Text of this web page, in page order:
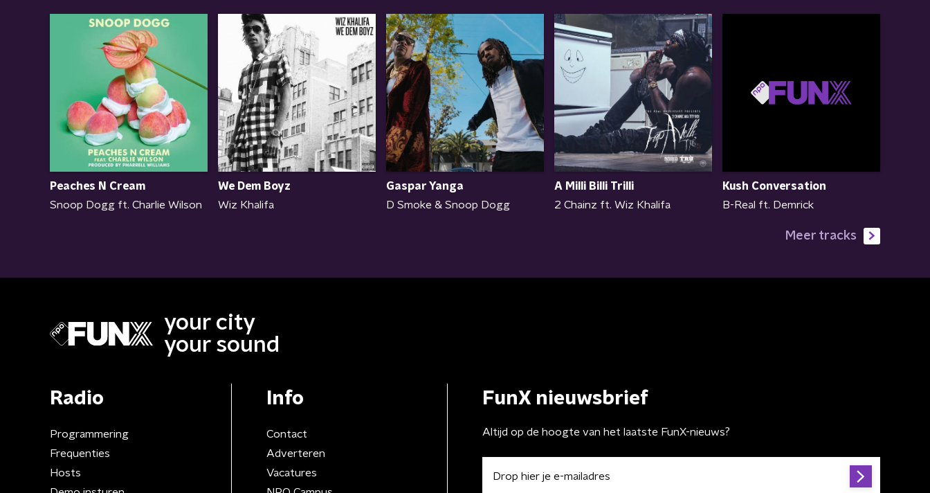
Peaches N Cream
Snoop Dogg ft. Charlie Wilson
We Dem Boyz
Wiz Khalifa
Gaspar Yanga
D Smoke & Snoop Dogg
A Milli Billi Trilli
2 Chainz ft. Wiz Khalifa
Kush Conversation
B-Real ft. Demrick
Meer tracks
your city
your sound
Radio
Programmering
Frequenties
Hosts
Info
Contact
Adverteren
Vacatures
FunX nieuwsbrief
Altijd op de hoogte van het laatste FunX-nieuws?